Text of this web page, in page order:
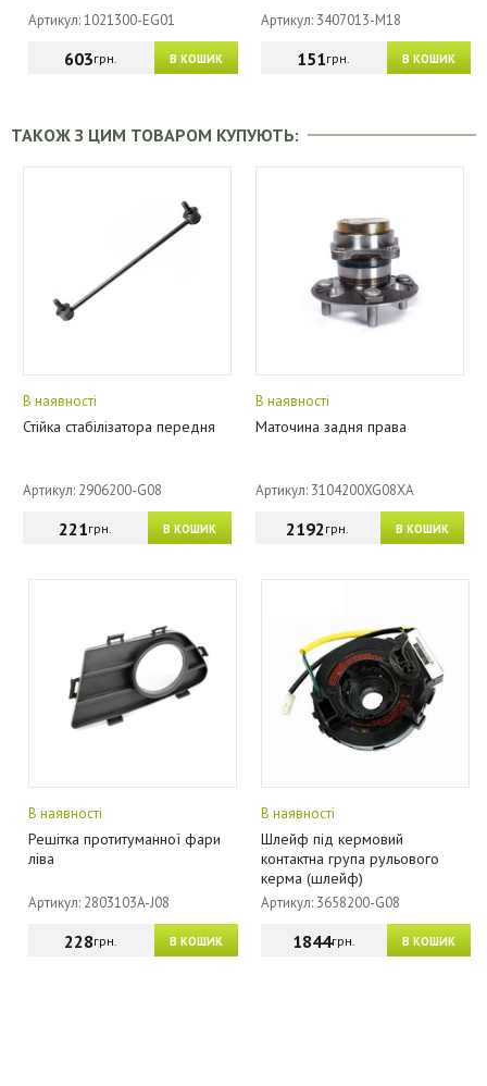
Артикул: 1021300-EG01
В КОШИК
603грн.
Артикул: 3407013-M18
В КОШИК
151грн.
ТАКОЖ З ЦИМ ТОВАРОМ КУПУЮТЬ:
В наявності
Стійка стабілізатора передня
Артикул: 2906200-G08
В КОШИК
221грн.
В наявності
Маточина задня права
Артикул: 3104200XG08XA
В КОШИК
2192грн.
В наявності
Решітка протитуманної фари
ліва
Артикул: 2803103A-J08
В КОШИК
228грн.
В наявності
Шлейф під кермовий
контактна група рульового
керма (шлейф)
Артикул: 3658200-G08
В КОШИК
1844грн.